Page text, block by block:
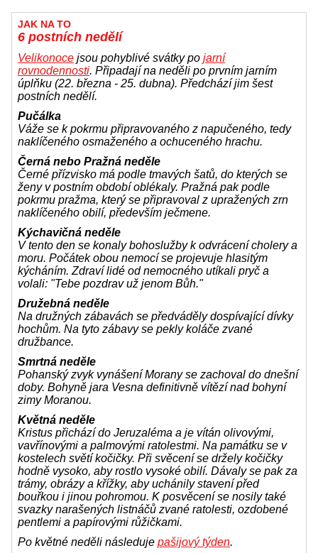
JAK NA TO
6 postních nedělí
Velikonoce jsou pohyblivé svátky po jarní
rovnodennosti. Připadají na neděli po prvním jarním
úplňku (22. března - 25. dubna). Předchází jim šest
postních nedělí.
Pučálka
Váže se k pokrmu připravovaného z napučeného, tedy
naklíčeného osmaženého a ochuceného hrachu.
Černá nebo Pražná neděle
Černé přízvisko má podle tmavých šatů, do kterých se
ženy v postním období oblékaly. Pražná pak podle
pokrmu pražma, který se připravoval z upražených zrn
naklíčeného obilí, především ječmene.
Kýchavičná neděle
V tento den se konaly bohoslužby k odvrácení cholery a
moru. Počátek obou nemocí se projevuje hlasitým
kýcháním. Zdraví lidé od nemocného utíkali pryč a
volali: "Tebe pozdrav už jenom Bůh."
Družebná neděle
Na družných zábavách se předváděly dospívající dívky
hochům. Na tyto zábavy se pekly koláče zvané
družbance.
Smrtná neděle
Pohanský zvyk vynášení Morany se zachoval do dnešní
doby. Bohyně jara Vesna definitivně vítězí nad bohyní
zimy Moranou.
Květná neděle
Kristus přichází do Jeruzaléma a je vítán olivovými,
vavřínovými a palmovými ratolestmi. Na památku se v
kostelech světí kočičky. Při svěcení se držely kočičky
hodně vysoko, aby rostlo vysoké obilí. Dávaly se pak za
trámy, obrázy a křížky, aby uchánily stavení před
bouřkou i jinou pohromou. K posvěcení se nosily také
svazky narašených listnáčů zvané ratolesti, ozdobené
pentlemi a papírovými růžičkami.
Po květné neděli následuje pašijový týden.